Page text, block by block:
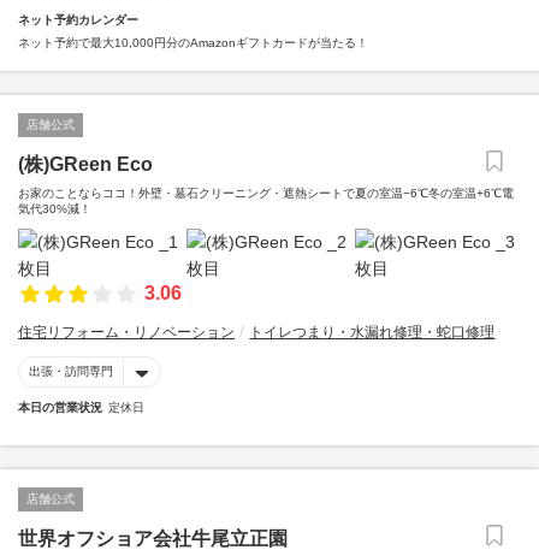
ネット予約カレンダー
ネット予約で最大10,000円分のAmazonギフトカードが当たる！
店舗公式
(株)GReen Eco
お家のことならココ！外壁・墓石クリーニング・遮熱シートで夏の室温−6℃冬の室温+6℃電
気代30%減！
3.06
住宅リフォーム・リノベーション トイレつまり・水漏れ修理・蛇口修理
出張・訪問専門
本日の営業状況 定休日
店舗公式
世界オフショア会社牛尾立正園